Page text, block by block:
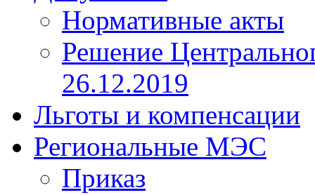
Нормативные акты
Решение
26.12.2019
Льготы и компенсации
Региональные МЭС
Приказ